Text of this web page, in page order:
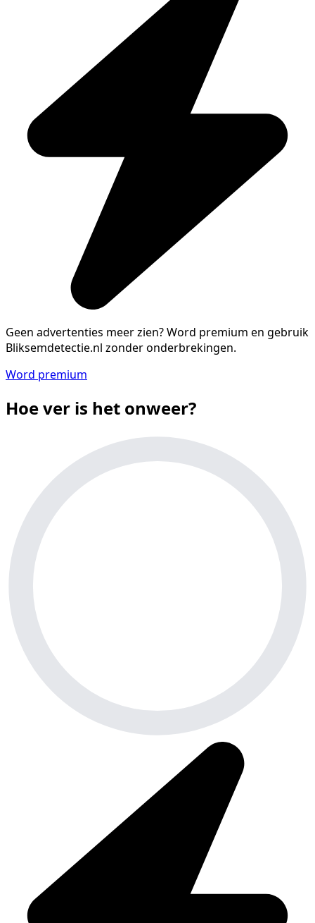
Geen advertenties meer zien?Word premium en gebruik
Bliksemdetectie.nl zonder onderbrekingen.
Word premium
Hoe ver is het onweer?